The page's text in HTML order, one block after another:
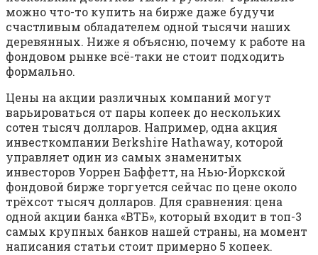
можно что-то купить на бирже даже будучи
счастливым обладателем одной тысячи наших
деревянных. Ниже я объясню, почему к работе на
фондовом рынке всё-таки не стоит подходить
формально.
Цены на акции различных компаний могут
варьироваться от пары копеек до нескольких
сотен тысяч долларов. Например, одна акция
инвесткомпании Berkshire Hathaway, которой
управляет один из самых знаменитых
инвесторов Уоррен Баффетт, на Нью-Йоркской
фондовой бирже торгуется сейчас по цене около
трёхсот тысяч долларов. Для сравнения: цена
одной акции банка «ВТБ», который входит в топ-3
самых крупных банков нашей страны, на момент
написания статьи стоит примерно 5 копеек.